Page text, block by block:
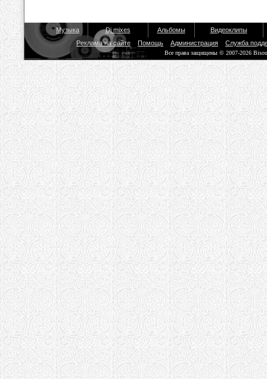
Музыка Dj mixes Альбомы
Видеоклипы
Реклама на сайте
Помощь Администрация Служба
Все права защищены © 2007-2026